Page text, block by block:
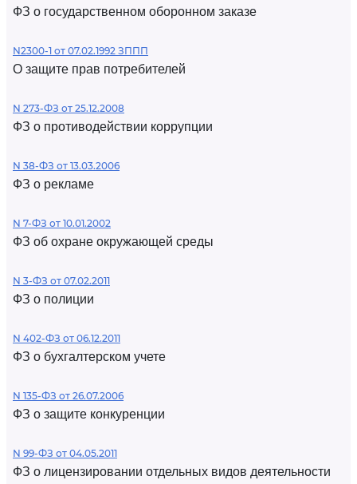
ФЗ о государственном оборонном заказе
N2300-1 от 07.02.1992 ЗППП
О защите прав потребителей
N 273-ФЗ от 25.12.2008
ФЗ о противодействии коррупции
N 38-ФЗ от 13.03.2006
ФЗ о рекламе
N 7-ФЗ от 10.01.2002
ФЗ об охране окружающей среды
N 3-ФЗ от 07.02.2011
ФЗ о полиции
N 402-ФЗ от 06.12.2011
ФЗ о бухгалтерском учете
N 135-ФЗ от 26.07.2006
ФЗ о защите конкуренции
N 99-ФЗ от 04.05.2011
ФЗ о лицензировании отдельных видов деятельности